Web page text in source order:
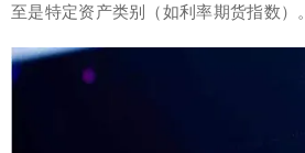
至是特定资产类别（如利率期货指数）。